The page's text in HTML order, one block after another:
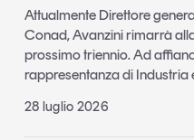
Attualmente Direttore
Conad, Avanzini rimarrà
prossimo triennio. Ad
rappresentanza di Industria
28 luglio 2026